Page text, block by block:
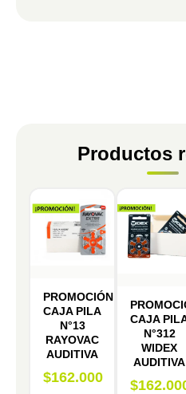
Productos
PROMOCIÓN
CAJA PILA
N°13
RAYOVAC
AUDITIVA
$162.000
CAJA
N°312
WIDEX
AUDITIVA
$